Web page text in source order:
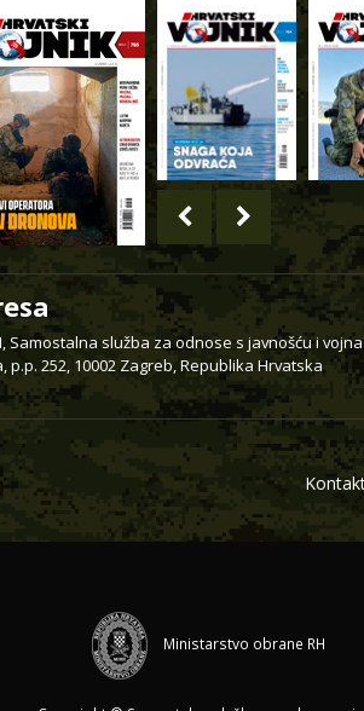
Samostalna služba za odnose s javnošću i vojna
p.p. 252, 10002 Zagreb, Republika Hrvatska
Ministarstvo obrane RH